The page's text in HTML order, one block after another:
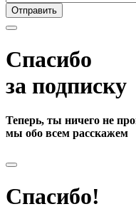
Отправить
Спасибо
за подписку
Теперь, ты ничего не
мы обо всем расскажем
Спасибо!